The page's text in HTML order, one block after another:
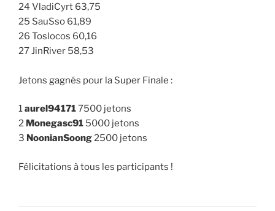
24 VladiCyrt 63,75
25 SauSso 61,89
26 Toslocos 60,16
27 JinRiver 58,53
Jetons gagnés pour la Super Finale :
1aurel941717500 jetons
2 Monegasc91 5000 jetons
3 NoonianSoong2500 jetons
Félicitations à tous les participants !